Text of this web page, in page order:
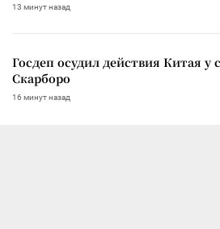
13 минут назад
Госдеп осудил действия Китая у
Скарборо
16 минут назад